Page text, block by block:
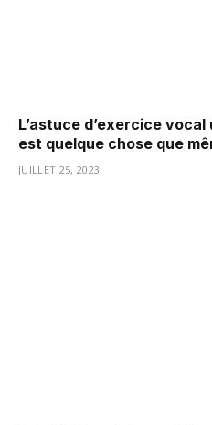
L’astuce d’exercice
est quelque chose que
JUILLET 25, 2023